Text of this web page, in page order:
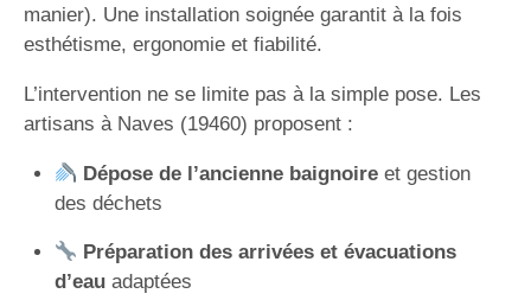
manier). Une installation soignée garantit à la fois
esthétisme, ergonomie et fiabilité.
L’intervention ne se limite pas à la simple pose. Les
artisans à Naves (19460) proposent :
Dépose de l’ancienne baignoireet gestion
des déchets
Préparation des arrivées et évacuations
d’eauadaptées